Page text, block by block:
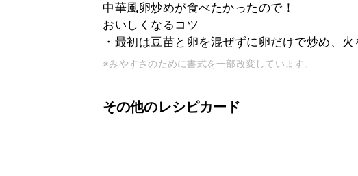
中華風卵炒めが食べたかったので！
おいしくなるコツ
・最初は豆苗と卵を混ぜずに卵だけで炒め、
※みやすさのために書式を一部改変しています。
その他のレシピカード